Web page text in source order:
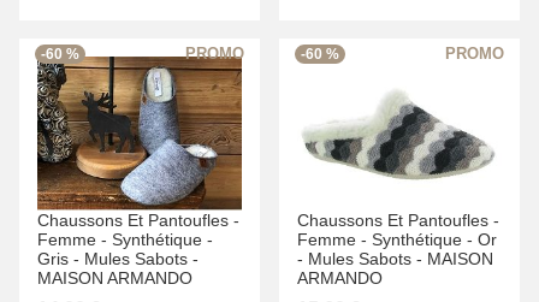
-60 %
Chaussons Et Pantoufles -
Femme - Synthétique -
Gris - Mules Sabots -
MAISON ARMANDO
-60 %
Chaussons Et Pantoufles -
Femme - Synthétique - Or
- Mules Sabots - MAISON
ARMANDO